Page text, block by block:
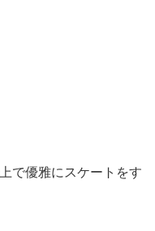
で優雅にスケートをす